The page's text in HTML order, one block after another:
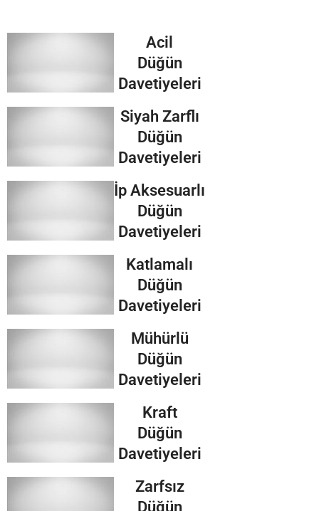
Acil
Düğün
Davetiyeleri
Siyah Zarflı
Düğün
Davetiyeleri
İp Aksesuarlı
Düğün
Davetiyeleri
Katlamalı
Düğün
Davetiyeleri
Mühürlü
Düğün
Davetiyeleri
Kraft
Düğün
Davetiyeleri
Zarfsız
Düğün